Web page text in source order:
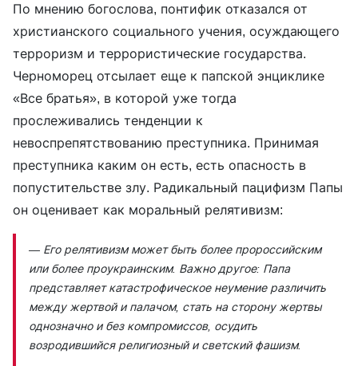
По мнению богослова, понтифик отказался от
христианского социального учения, осуждающего
терроризм и террористические государства.
Черноморец отсылает еще к папской энциклике
«Все братья», в которой уже тогда
прослеживались тенденции к
невоспрепятствованию преступника. Принимая
преступника каким он есть, есть опасность в
попустительстве злу. Радикальный пацифизм Папы
он оценивает как моральный релятивизм:
— Его релятивизм может быть более пророссийским
или более проукраинским. Важно другое: Папа
представляет катастрофическое неумение различить
между жертвой и палачом, стать на сторону жертвы
однозначно и без компромиссов, осудить
возродившийся религиозный и светский фашизм.